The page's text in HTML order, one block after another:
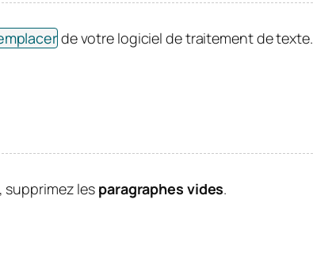
de votre logiciel de traitement de texte.
, supprimez les paragraphes vides.